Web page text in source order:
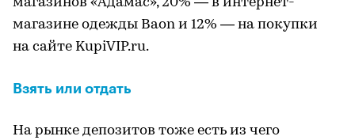
магазинов «Адамас», 20% — в интернет-
магазине одежды Baon и 12% — на покупки
на сайте KupiVIP.ru.
Взять или отдать
На рынке депозитов тоже есть из чего